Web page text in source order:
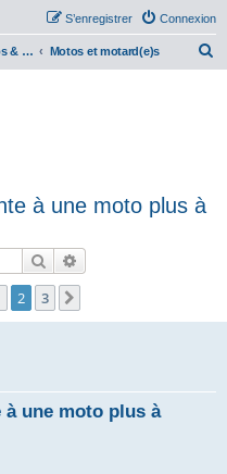
Connexion
S’enregistrer
Discussions Motos & Motard(e)s Motos et motard(e)s
à une moto plus à
Rechercher
2 3
une moto plus à